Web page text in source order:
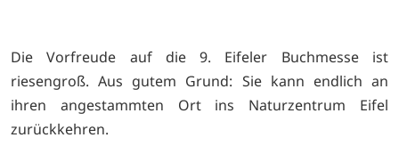
Die Vorfreude auf die 9. Eifeler Buchmesse ist
riesengroß. Aus gutem Grund: Sie kann endlich an
ihren angestammten Ort ins Naturzentrum Eifel
zurückkehren.